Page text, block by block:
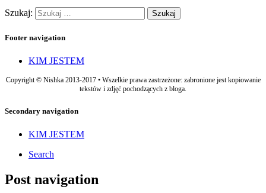
Szukaj:
Footer navigation
KIM JESTEM
Copyright © Nishka 2013-2017 • Wszelkie prawa zastrzeżone: zabronione jest kopiowanie
tekstów i zdjęć pochodzących z bloga.
Secondary navigation
KIM JESTEM
Search
Post navigation